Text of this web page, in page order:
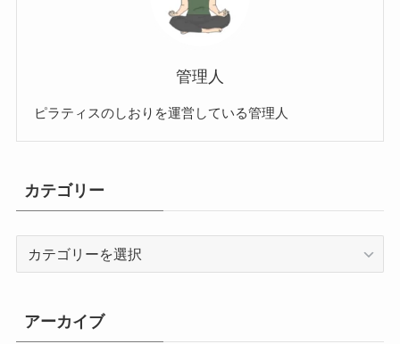
管理人
ピラティスのしおりを運営している管理人
カテゴリー
リ
ー
アーカイブ